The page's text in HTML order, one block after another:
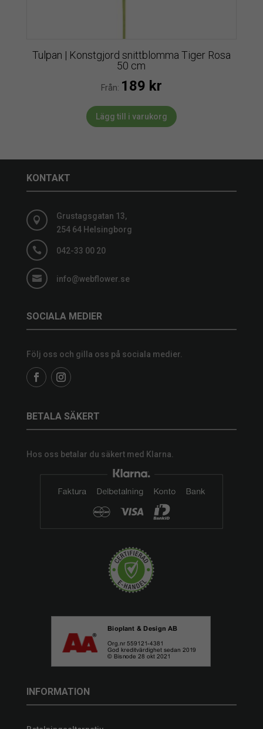
Tulpan | Konstgjord snittblomma Tiger Rosa
50 cm
Från: 189 kr
Lägg till i varukorg
KONTAKT

Grustagsgatan 13,
254 64 Helsingborg
 042-33 00 20
 info@webflower.se
SOCIALA MEDIER
Följ oss och gilla oss på sociala medier.
BETALA SÄKERT
Hos oss betalar du säkert med Klarna.
INFORMATION